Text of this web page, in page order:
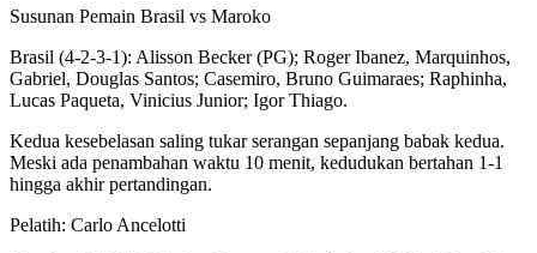
Susunan Pemain Brasil vs Maroko
Brasil (4-2-3-1): Alisson Becker (PG); Roger Ibanez, Marquinhos,
Gabriel, Douglas Santos; Casemiro, Bruno Guimaraes; Raphinha,
Lucas Paqueta, Vinicius Junior; Igor Thiago.
Kedua kesebelasan saling tukar serangan sepanjang babak kedua.
Meski ada penambahan waktu 10 menit, kedudukan bertahan 1-1
hingga akhir pertandingan.
Pelatih: Carlo Ancelotti